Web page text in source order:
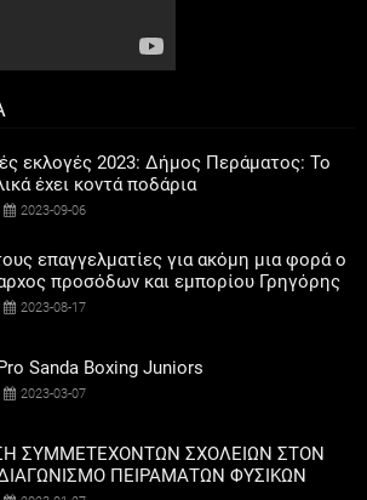
εκλογές 2023: Δήμος Περάματος: Το
έχει κοντά ποδάρια
2023-09-06
επαγγελματίες για ακόμη μια φορά ο
προσόδων και εμπορίου Γρηγόρης
2023-08-17
Sanda Boxing Juniors
2023-03-07
ΣΥΜΜΕΤΕΧΟΝΤΩΝ ΣΧΟΛΕΙΩΝ ΣΤΟΝ
ΠΕΙΡΑΜΑΤΩΝ ΦΥΣΙΚΩΝ